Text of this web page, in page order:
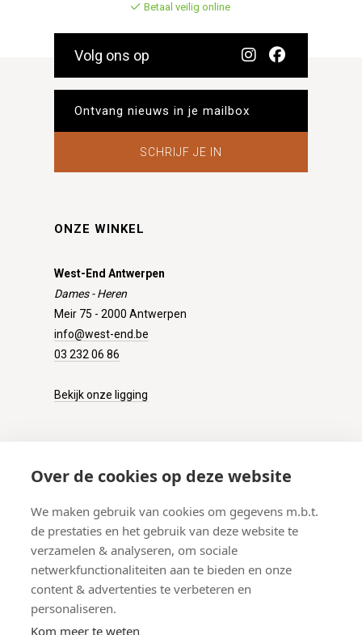
Over de cookies op deze website
We maken gebruik van cookies om gegevens m.b.t.
de prestaties en het gebruik van deze website te
verzamelen & analyseren, om sociale
netwerkfunctionaliteiten aan te bieden en onze
content & advertenties te verbeteren en
personaliseren.
Kom meer te weten
Betaal veilig online
Volg ons op
SCHRIJF JE IN
ONZE WINKEL
West-End Antwerpen
Dames - Heren
Meir 75 - 2000 Antwerpen
info@west-end.be
03 232 06 86
Bekijk onze ligging
Verzenden
Retourneren
Betalen
Veelgestelde vragen